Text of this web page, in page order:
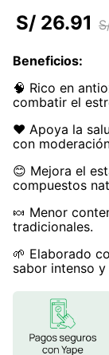
8.
stevia
9.
10
clorofila
S/ 26.91
Beneficios:
🧠 Rico en
combatir el
❤️ Apoya la
con
😊 Mejora el
compuestos
🍬 Menor
tradicionales.
🌱 Elaborado
sabor intenso y